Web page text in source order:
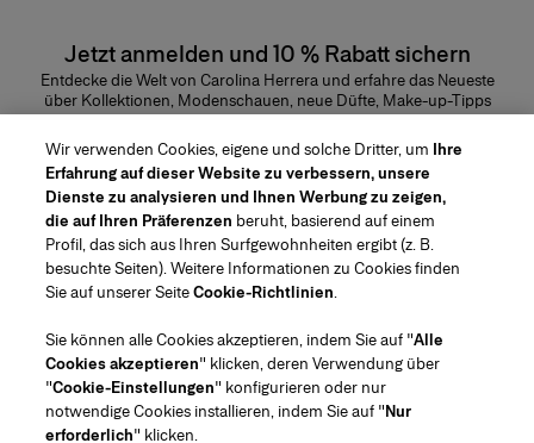
Jetzt anmelden und 10 % Rabatt sichern
Entdecke die Welt von Carolina Herrera und erfahre das Neueste
über Kollektionen, Modenschauen, neue Düfte, Make-up-Tipps
und vieles mehr.
E-Mail-Adresse
ABSENDEN
Kundenservice
Geschäft finden
Kontaktiere uns
Über uns
Wir verwenden Cookies, eigene und solche Dritter, um Ihre
Erfahrung auf dieser Website zu verbessern, unsere
Dienste zu analysieren und Ihnen Werbung zu zeigen,
die auf Ihren Präferenzen beruht, basierend auf einem
Profil, das sich aus Ihren Surfgewohnheiten ergibt (z. B.
besuchte Seiten). Weitere Informationen zu Cookies finden
Sie auf unserer SeiteCookie-Richtlinien.
Sie können alle Cookies akzeptieren, indem Sie auf "Alle
Cookies akzeptieren" klicken, deren Verwendung über
"Cookie-Einstellungen" konfigurieren oder nur
notwendige Cookies installieren, indem Sie auf "Nur
erforderlich" klicken.